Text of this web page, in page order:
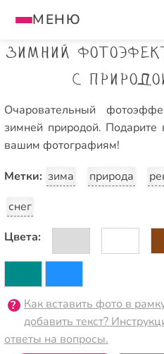
МЕНЮ
Зимний
с
Очаровательный
зимней природой. Подарите
вашим фотографиям!
Метки: зима природа
снег
Цвета:
Как вставить фото в
добавить текст?
ответы на вопросы.